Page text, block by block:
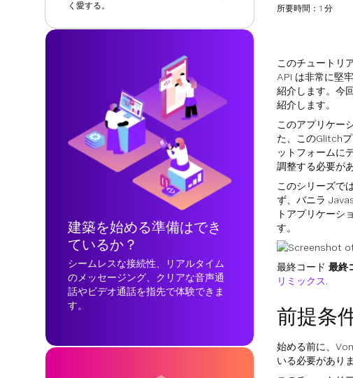
く愛する。
建築を始める準備はでき
ているか？
シームレスな接続性、リアルタイム
のメッセージング、クリアな音声通
話やビデオ通話を指先で体験できま
す。
所要時間：1 分
このチュートリ
API は非常に堅
紹介します。今
紹介します。
このアプリケー
た、このGlitch
ットフォームに
調整する必要が
このシリーズで
ず、バニラ
トアプリケーシ
す。
最終コード 最終
リミックス.
前提条
始める前に、
いる必要があり